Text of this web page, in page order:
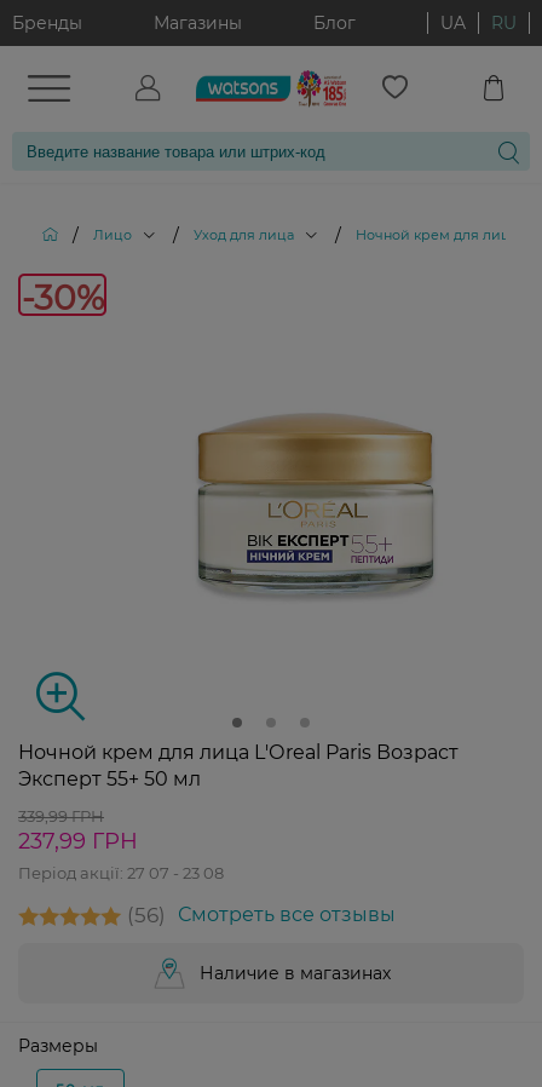
Бренды Магазины Блог UA RU
/ Лицо / Уход для лица / Ночной крем для лица
-30%
Ночной крем для лица L'Оreal Paris Возраст
Эксперт 55+ 50 мл
339,99 ГРН
237,99 ГРН
Період акції: 27 07 - 23 08
56 Смотреть все отзывы
Наличие в магазинах
Размеры